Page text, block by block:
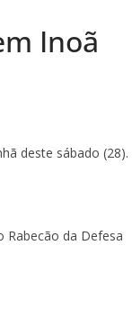
Inoã
deste sábado (28).
Rabecão da Defesa